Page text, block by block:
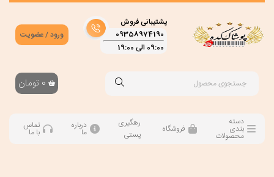
پشتیبانی فروش
09358974190
09:00 الی 19:00
ورود / عضویت
0 تومان
دسته
بندی
محصولات
فروشگاه
رهگیری
پستی
درباره
ما
تماس
با ما